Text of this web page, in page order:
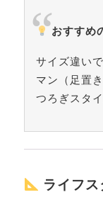
おすすめ
サイズ違い
マン（足置
つろぎスタ
ライフ